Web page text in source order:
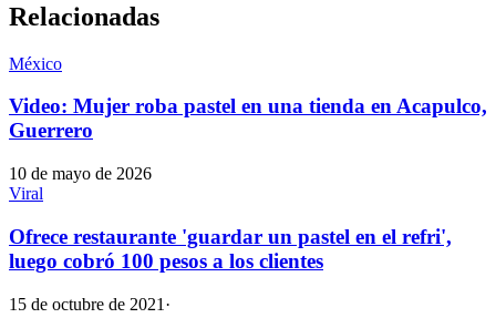
Relacionadas
México
Video: Mujer roba pastel en una tienda en Acapulco,
Guerrero
10 de mayo de 2026
Viral
Ofrece restaurante 'guardar un pastel en el refri',
luego cobró 100 pesos a los clientes
15 de octubre de 2021 ·